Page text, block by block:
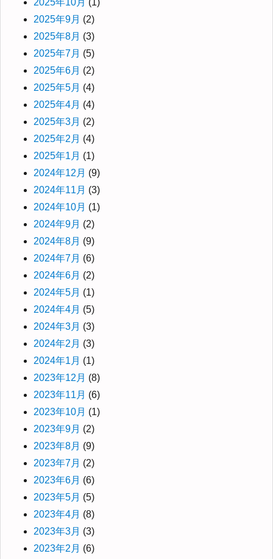
2025年9月 (2)
2025年8月 (3)
2025年7月 (5)
2025年6月 (2)
2025年5月 (4)
2025年4月 (4)
2025年3月 (2)
2025年2月 (4)
2025年1月 (1)
2024年12月 (9)
2024年11月 (3)
2024年10月 (1)
2024年9月 (2)
2024年8月 (9)
2024年7月 (6)
2024年6月 (2)
2024年5月 (1)
2024年4月 (5)
2024年3月 (3)
2024年2月 (3)
2024年1月 (1)
2023年12月 (8)
2023年11月 (6)
2023年10月 (1)
2023年9月 (2)
2023年8月 (9)
2023年7月 (2)
2023年6月 (6)
2023年5月 (5)
2023年4月 (8)
2023年3月 (3)
2023年2月 (6)